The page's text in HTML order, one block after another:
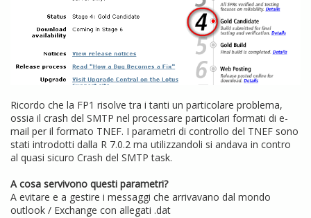
Ricordo che la FP1 risolve tra i tanti un particolare problema,
ossia il crash del SMTP nel processare particolari formati di e-
mail per il formato TNEF. I parametri di controllo del TNEF sono
stati introdotti dalla R 7.0.2 ma utilizzandoli si andava in contro
al quasi sicuro Crash del SMTP task.
A cosa servivono questi parametri?
A evitare e a gestire i messaggi che arrivavano dal mondo
outlook / Exchange con allegati .dat